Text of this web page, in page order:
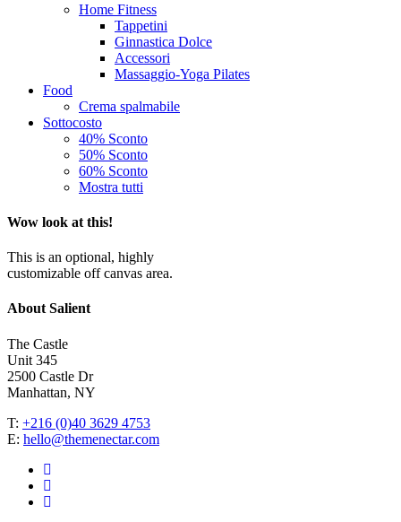
Home Fitness
Tappetini
Ginnastica Dolce
Accessori
Massaggio-Yoga Pilates
Food
Crema spalmabile
Sottocosto
40% Sconto
50% Sconto
60% Sconto
Mostra tutti
Wow look at this!
This is an optional, highly
customizable off canvas area.
About Salient
The Castle
Unit 345
2500 Castle Dr
Manhattan, NY
T: +216 (0)40 3629 4753
E: hello@themenectar.com
twitter
facebook
google-